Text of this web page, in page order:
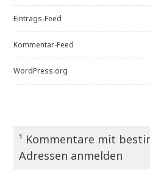
Eintrags-Feed
Kommentar-Feed
WordPress.org
¹ Kommentare mit
Adressen anmelden